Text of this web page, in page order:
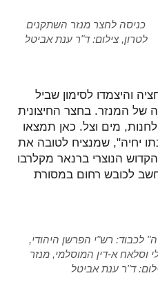
כניסה לחצר מנזר השתקנים
לטרון, צילום: ד"ר ענת אביטל
במעבר החציה והיצמדו לסימון שביל
של המנזר. בחצר החיצונית
מים וצל. כאן תמצאו
יחיה", שמנציח לטובה את
הנוצרי ברנאר מקלרבו
לכובש רחום במסורת
לכבוד: רש"י הפרשן היהודי,
וסלאח א-דין המוסלמי, מנזר
ד"ר ענת אביטל